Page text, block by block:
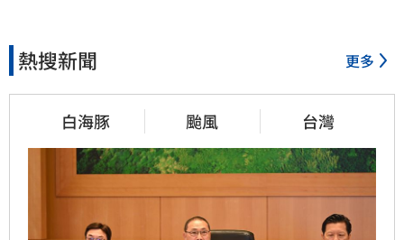
熱搜新聞 更多
白海豚 颱風 台灣